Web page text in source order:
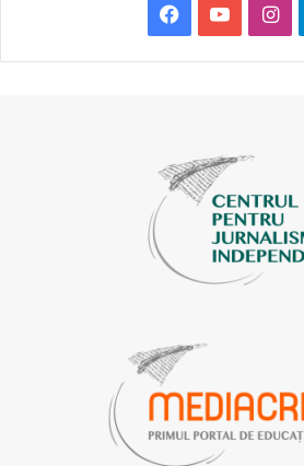
Materialul este publicat în cadrul
desfășurat de CJI în cadrul
pentru Oportunități Egale –
suportul Guvernului Elveției.
Facebook
YouTube